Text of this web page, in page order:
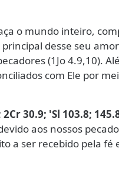
o mundo inteiro,
desse seu
(1Jo 4.9,10).
com Ele por
30.9; 'Sl 103.8;
aos nossos
a ser recebido pela fé